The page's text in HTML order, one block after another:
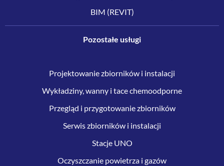
BIM (REVIT)
Pozostałe usługi
Projektowanie zbiorników i instalacji
Wykładziny, wanny i tace chemoodporne
Przegląd i przygotowanie zbiorników
Serwis zbiorników i instalacji
Stacje UNO
Oczyszczanie powietrza i gazów